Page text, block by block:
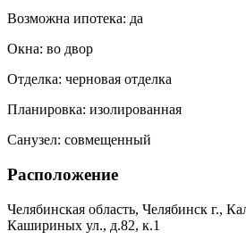
Возможна ипотека: да
Окна: во двор
Отделка: черновая отделка
Планировка: изолированная
Санузел: совмещенный
Расположение
Челябинская область, Челябинск г.,
Кашириных ул., д.82, к.1